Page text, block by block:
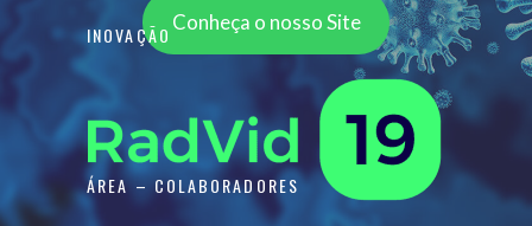
INOVAÇÃO
ÁREA – COLABORADORES
Conheça o nosso Site